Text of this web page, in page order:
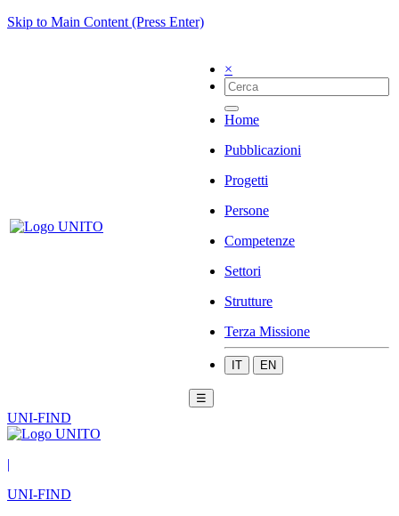
Skip to Main Content (Press Enter)
×
Home
Pubblicazioni
Progetti
Persone
Competenze
Settori
Strutture
Terza Missione
IT EN
☰
UNI-FIND
|
UNI-FIND